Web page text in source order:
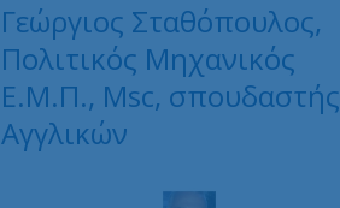
Γεώργιος Σταθόπουλος,
Πολιτικός Μηχανικός
Ε.Μ.Π., Msc, σπουδαστής
Αγγλικών